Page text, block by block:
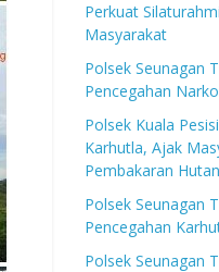
Perkuat
Masyarakat
Polsek Seunagan
Pencegahan
Polsek Kuala
Karhutla, Ajak
Pembakaran
Polsek Seunagan
Pencegahan
Polsek Seunagan